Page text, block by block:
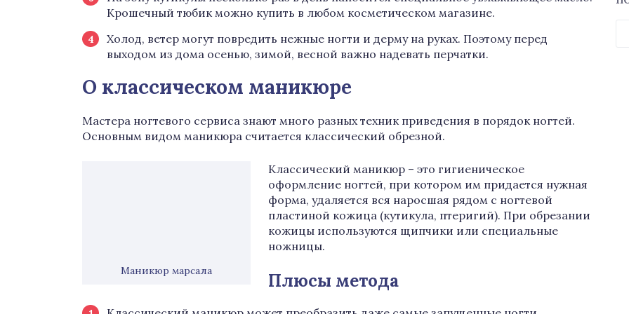
Крошечный тюбик можно купить в любом косметическом магазине.
Холод, ветер могут повредить нежные ногти и дерму на руках. Поэтому перед
выходом из дома осенью, зимой, весной важно надевать перчатки.
О классическом маникюре
Мастера ногтевого сервиса знают много разных техник приведения в порядок ногтей.
Основным видом маникюра считается классический обрезной.
Маникюр марсала
Классический маникюр – это гигиеническое
оформление ногтей, при котором им придается нужная
форма, удаляется вся наросшая рядом с ногтевой
пластиной кожица (кутикула, птеригий). При обрезании
кожицы используются щипчики или специальные
ножницы.
Плюсы метода